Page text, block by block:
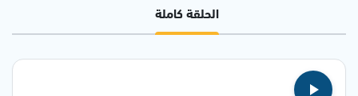
الحلقة كاملة